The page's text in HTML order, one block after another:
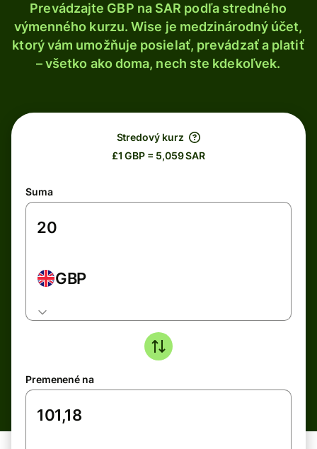
Prevádzajte GBP na SAR podľa stredného
výmenného kurzu. Wise je medzinárodný účet,
ktorý vám umožňuje posielať, prevádzať a platiť
– všetko ako doma, nech ste kdekoľvek.
Stredový kurz
£1 GBP = 5,059 SAR
Suma
GBP
Premenené na